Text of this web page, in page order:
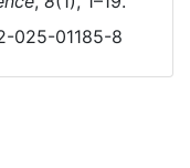
025-01185-8